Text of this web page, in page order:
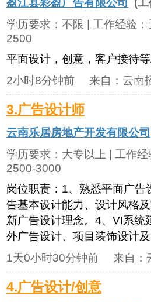
盈江县彩盈广告有限公司
(
学历要求： 不限 | 工作经验：
2500
平面设计，创意，客户接待
2小时8分钟前 来自： 云南
3.广告设计师
云南乐居房地产开发有限公司
学历要求： 大专以上 | 工作
2500-3000
岗位职责：1、熟悉平面广
告基本设计能力、设计风格
新广告设计理念。4、VI系统
外广告设计、项目装饰设计
1天0小时30分钟前 来自：
4.广告设计/创意